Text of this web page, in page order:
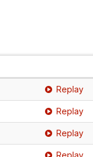
Replay
Replay
Replay
Replay